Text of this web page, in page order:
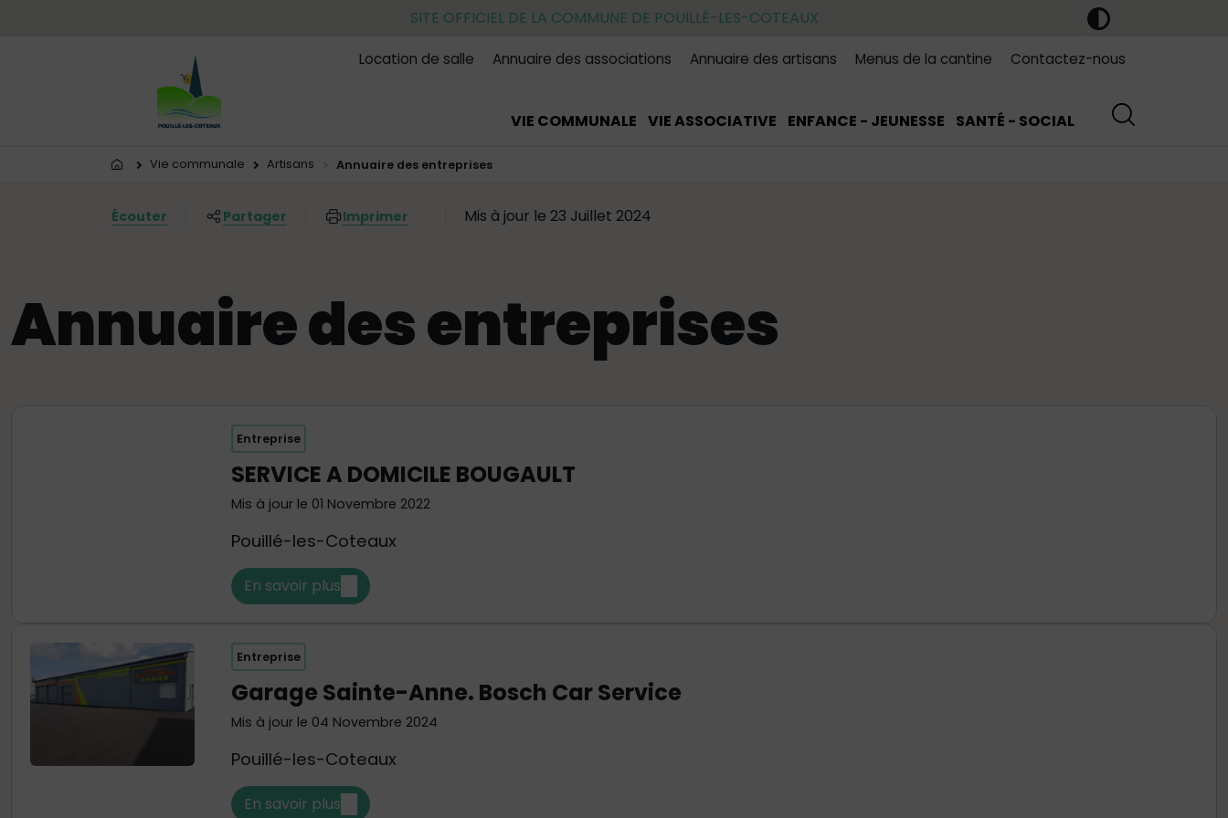
SITE OFFICIEL DE LA COMMUNE DE POUILLÉ-LES-COTEAUX
Location de salle Annuaire des associations Annuaire des artisans Menus de la cantine Contactez-nous
VIE COMMUNALE VIE ASSOCIATIVE ENFANCE - JEUNESSE SANTÉ - SOCIAL
Vous êtes ici:
Vie communale Artisans Annuaire des entreprises
Écouter Partager Imprimer Mis à jour le 23 Juillet 2024
Annuaire des entreprises
Entreprise
SERVICE A DOMICILE BOUGAULT
Mis à jour le 01 Novembre 2022
Pouillé-les-Coteaux
En savoir plus
Entreprise
Garage Sainte-Anne. Bosch Car Service
Mis à jour le 04 Novembre 2024
Pouillé-les-Coteaux
En savoir plus